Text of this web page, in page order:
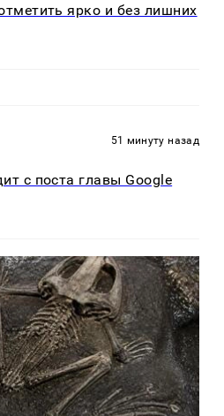
ярко и без лишних
51 минуту назад
с поста главы Google